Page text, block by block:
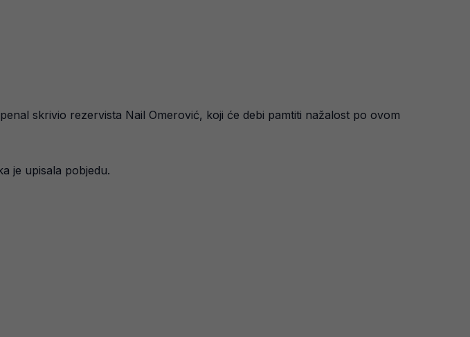
skrivio rezervista Nail Omerović, koji će debi pamtiti nažalost po ovom
je upisala pobjedu.